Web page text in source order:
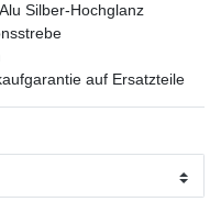
Silber-Hochglanz
auf Ersatzteile